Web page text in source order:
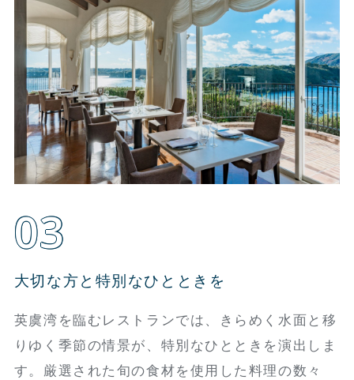
03
大切な方と特別なひとときを
英虞湾を臨むレストランでは、きらめく水面と移
りゆく季節の情景が、特別なひとときを演出しま
す。厳選された旬の食材を使用した料理の数々